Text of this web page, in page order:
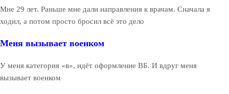
Мне 29 лет. Раньше мне дали направления к врачам. Сначала я
ходил, а потом просто бросил всё это дело
Меня вызывает военком
У меня категория «в», идёт оформление ВБ. И вдруг меня
вызывает военком